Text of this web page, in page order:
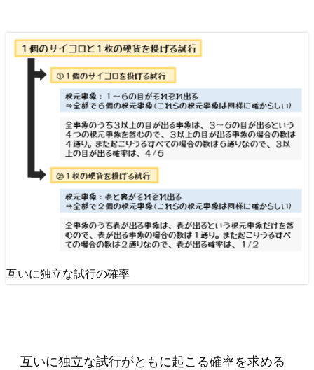
整
互いに独立な試行の確率
互いに独立な試行がともに起こる確率を求める